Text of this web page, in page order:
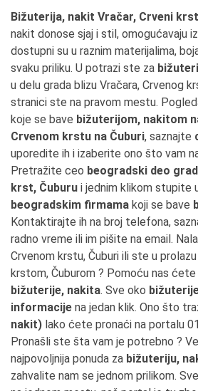
Bižuterija, nakit Vračar, Crveni
nakit donose sjaj i stil, omogućavaju
dostupni su u raznim materijalima,
svaku priliku. U potrazi ste za
u delu grada blizu Vračara, Crvenog
stranici ste na pravom mestu.
koje se bave bižuterijom, nakitom
Crvenom krstu na Čuburi, saznajte
uporedite ih i izaberite ono što vam
Pretražite ceo beogradski deo
krst, Čuburu i jednim klikom stupite
beogradskim firmama koji se bave
Kontaktirajte ih na broj telefona,
radno vreme ili im pišite na email.
Crvenom krstu, Čuburi ili ste u
krstom, Čuburom ? Pomoću nas
bižuterije, nakita. Sve oko
informacije na jedan klik. Ono što
nakit) lako ćete pronaći na portalu
Pronašli ste šta vam je potrebno ?
najpovoljnija ponuda za bižuteriju,
zahvalite nam se jednom prilikom. Sve